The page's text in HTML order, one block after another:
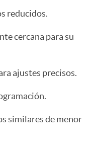
reducidos.
cercana para su
ajustes precisos.
similares de menor